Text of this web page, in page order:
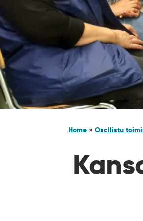
Home» Osallistu